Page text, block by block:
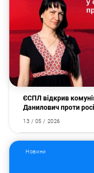
Пошук за
ЄСПЛ відкрив
Данилович проти
13 / 05 / 2026
Новини